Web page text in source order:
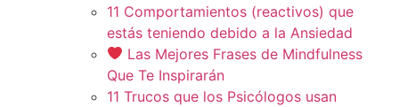
11 Comportamientos (reactivos) que
estás teniendo debido a la Ansiedad
Las Mejores Frases de Mindfulness
Que Te Inspirarán
11 Trucos que los Psicólogos usan